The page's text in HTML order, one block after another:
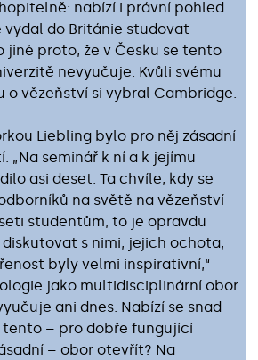
nabízí i právní pohled
vydal do Británie studovat
jiné proto, že v Česku se tento
nevyučuje. Kvůli svému
o vězeňství si vybral Cambridge.
Liebling bylo pro něj zásadní
„Na seminář k ní a k jejímu
asi deset. Ta chvíle, kdy se
na světě na vězeňství
studentům, to je opravdu
s nimi, jejich ochota,
byly velmi inspirativní,“
jako multidisciplinární obor
ani dnes. Nabízí se snad
– pro dobře fungující
– obor otevřít? Na